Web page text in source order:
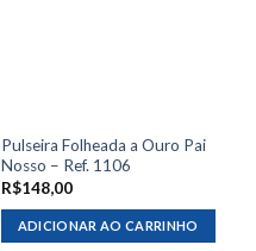
Pulseira Folheada a Ouro Pai
Nosso – Ref. 1106
R$148,00
ADICIONAR AO CARRINHO